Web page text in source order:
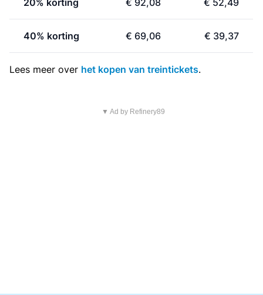
20% korting € 92,08 € 52,49
40% korting € 69,06 € 39,37
Lees meer over het kopen van treintickets.
▼ Ad by Refinery89